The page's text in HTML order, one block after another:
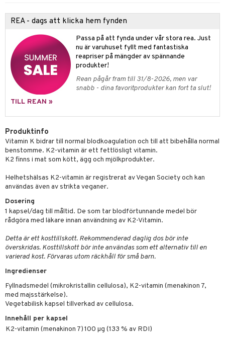
REA - dags att klicka hem fynden
Passa på att fynda under vår stora rea. Just
nu är varuhuset fyllt med fantastiska
reapriser på mängder av spännande
produkter!
Rean pågår fram till 31/8-2026, men var
snabb - dina favoritprodukter kan fort ta slut!
TILL REAN »
Produktinfo
Vitamin K bidrar till normal blodkoagulation och till att bibehålla normal
benstomme. K2-vitamin är ett fettlösligt vitamin.
K2 finns i mat som kött, ägg och mjölkprodukter.
Helhetshälsas K2-vitamin är registrerat av Vegan Society och kan
användas även av strikta veganer.
Dosering
1 kapsel/dag till måltid. De som tar blodförtunnande medel bör
rådgöra med läkare innan användning av K2-Vitamin.
Detta är ett kosttillskott. Rekommenderad daglig dos bör inte
överskridas. Kosttillskott bör inte användas som ett alternativ till en
varierad kost. Förvaras utom räckhåll för små barn.
Ingredienser
Fyllnadsmedel (mikrokristallin cellulosa), K2-vitamin (menakinon 7,
med majsstärkelse).
Vegetabilisk kapsel tillverkad av cellulosa.
Innehåll per kapsel
K2-vitamin (menakinon 7)100 µg (133 % av RDI)
& buljong
& avgiftning
dusch & tvål
oljor
utan sol
svar